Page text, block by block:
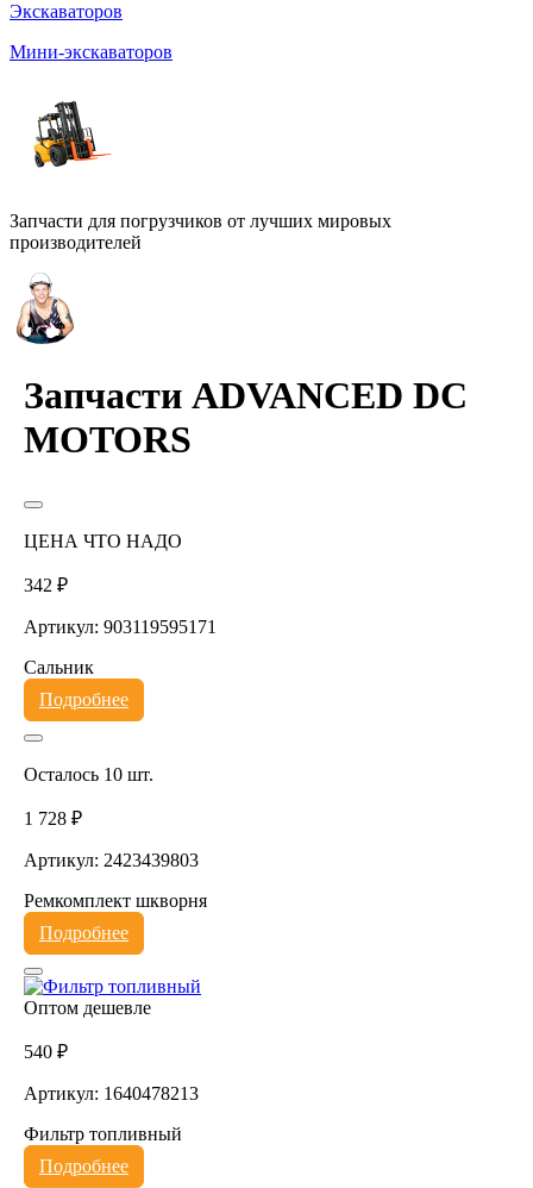
Экскаваторов
Мини-экскаваторов
Запчасти для погрузчиков от лучших мировых
производителей
Запчасти ADVANCED DC
MOTORS
ЦЕНА ЧТО НАДО
342 ₽
Артикул: 903119595171
Сальник
Подробнее
Осталось 10 шт.
1 728 ₽
Артикул: 2423439803
Ремкомплект шкворня
Подробнее
Оптом дешевле
540 ₽
Артикул: 1640478213
Фильтр топливный
Подробнее